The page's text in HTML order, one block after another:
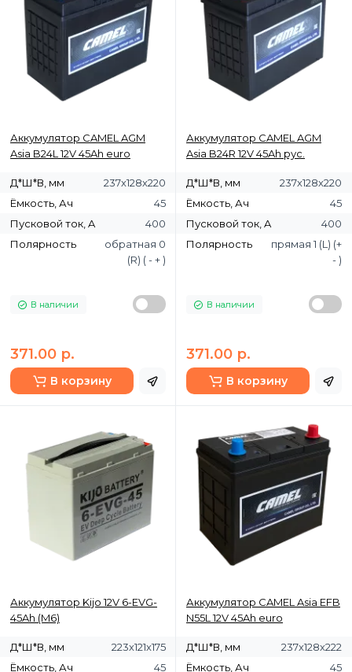
Аккумулятор CAMEL AGM
Asia B24L 12V 45Ah euro
Д*Ш*В, мм
237х128х220
Ёмкость, Ач
45
Пусковой ток, A
400
Полярность
обратная 0
(R) ( - + )
В наличии
371.00 р.
В корзину
Аккумулятор CAMEL AGM
Asia B24R 12V 45Ah рус.
Д*Ш*В, мм
237х128х220
Ёмкость, Ач
45
Пусковой ток, A
400
Полярность
прямая 1 (L) (+
- )
В наличии
371.00 р.
В корзину
Аккумулятор Kijo 12V 6-EVG-
45Ah (M6)
Д*Ш*В, мм
223х121х175
Ёмкость, Ач
45
Аккумулятор CAMEL Asia EFB
N55L 12V 45Ah euro
Д*Ш*В, мм
237х128х222
Ёмкость, Ач
45